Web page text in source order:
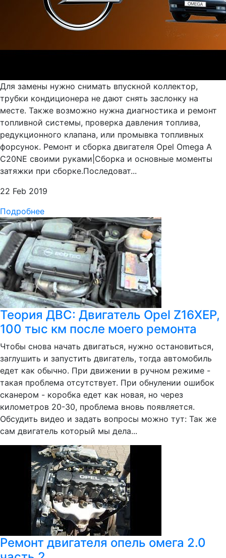
Для замены нужно снимать впускной коллектор,
трубки кондиционера не дают снять заслонку на
месте. Также возможно нужна диагностика и ремонт
топливной системы, проверка давления топлива,
редукционного клапана, или промывка топливных
форсунок. Ремонт и сборка двигателя Opel Omega A
C20NE своими руками|Сборка и основные моменты
затяжки при сборке.Последоват...
22 Feb 2019
Подробнее
Теория ДВС: Двигатель Opel Z16XEP,
100 тыс км после моего ремонта
Чтобы снова начать двигаться, нужно остановиться,
заглушить и запустить двигатель, тогда автомобиль
едет как обычно. При движении в ручном режиме -
такая проблема отсутствует. При обнулении ошибок
сканером - коробка едет как новая, но через
километров 20-30, проблема вновь появляется.
Обсудить видео и задать вопросы можно тут: Так же
сам двигатель который мы дела...
Ремонт двигателя опель омега 2.0